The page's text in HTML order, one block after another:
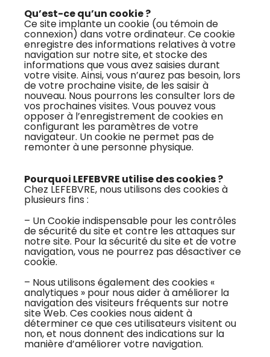
Qu’est-ce qu’un cookie ?
Ce site implante un cookie (ou témoin de
connexion) dans votre ordinateur. Ce cookie
enregistre des informations relatives à votre
navigation sur notre site, et stocke des
informations que vous avez saisies durant
votre visite. Ainsi, vous n’aurez pas besoin, lors
de votre prochaine visite, de les saisir à
nouveau. Nous pourrons les consulter lors de
vos prochaines visites. Vous pouvez vous
opposer à l’enregistrement de cookies en
configurant les paramètres de votre
navigateur. Un cookie ne permet pas de
remonter à une personne physique.
Pourquoi LEFEBVRE utilise des cookies ?
Chez LEFEBVRE, nous utilisons des cookies à
plusieurs fins :
– Un Cookie indispensable pour les contrôles
de sécurité du site et contre les attaques sur
notre site. Pour la sécurité du site et de votre
navigation, vous ne pourrez pas désactiver ce
cookie.
– Nous utilisons également des cookies «
analytiques » pour nous aider à améliorer la
navigation des visiteurs fréquents sur notre
site Web. Ces cookies nous aident à
déterminer ce que ces utilisateurs visitent ou
non, et nous donnent des indications sur la
manière d’améliorer votre navigation.